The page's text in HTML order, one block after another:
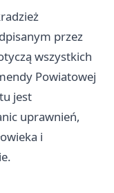
przez
wszystkich
Powiatowej
jest
uprawnień,
i